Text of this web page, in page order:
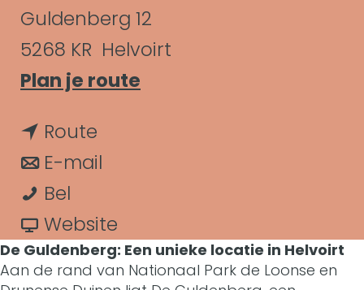
C
o
n
t
a
c
t
Guldenberg 12
5268 KR Helvoirt
Plan je route
u
l
Route
a
r
G
E-mail
a
r
Bel
u
l
Website
a
De Guldenberg: Een unieke locatie in Helvoirt
Aan de rand van Nationaal Park de Loonse en